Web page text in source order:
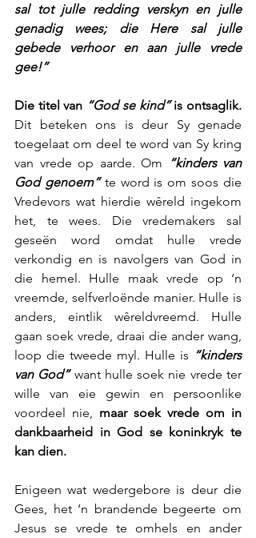
sal tot julle redding verskyn en julle
genadig wees; die Here sal julle
gebede verhoor en aan julle vrede
gee!”
Die titel van “God se kind” is ontsaglik.
Dit beteken ons is deur Sy genade
toegelaat om deel te word van Sy kring
van vrede op aarde. Om
“kinders van
God genoem” te word is om soos die
Vredevors wat hierdie wêreld ingekom
het, te wees. Die vredemakers sal
geseën word omdat hulle vrede
verkondig en is navolgers van God in
die hemel. Hulle maak vrede op ‘n
vreemde, selfverloënde manier. Hulle is
anders, eintlik wêreldvreemd. Hulle
gaan soek vrede, draai die ander wang,
loop die tweede myl. Hulle is “kinders
van God” want hulle soek nie vrede ter
wille van eie gewin en persoonlike
voordeel nie, maar soek vrede om in
dankbaarheid in God se koninkryk te
kan dien.
Enigeen wat wedergebore is deur die
Gees, het ‘n brandende begeerte om
Jesus se vrede te omhels en ander